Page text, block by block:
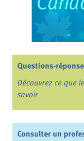
Questions-
Découvrez ce que
savoir
Consulter un